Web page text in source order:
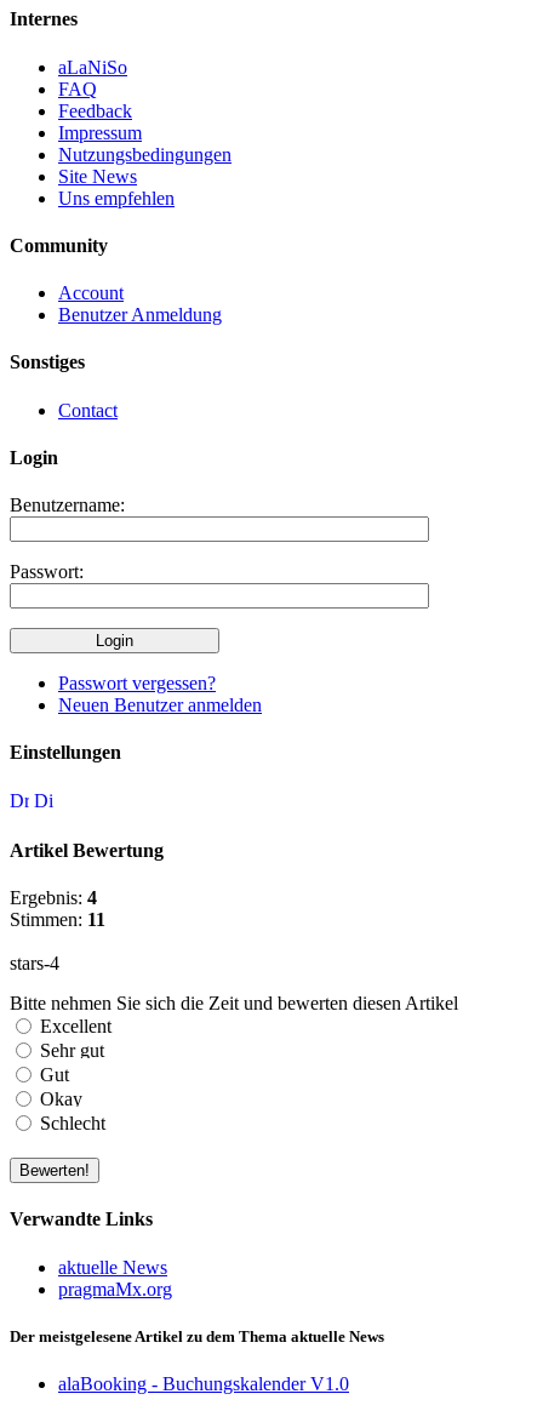
Internes
aLaNiSo
FAQ
Feedback
Impressum
Nutzungsbedingungen
Site News
Uns empfehlen
Community
Account
Benutzer Anmeldung
Sonstiges
Contact
Login
Benutzername:
Passwort:
Passwort vergessen?
Neuen Benutzer anmelden
Einstellungen
Artikel Bewertung
Ergebnis: 4
Stimmen: 11
Bitte nehmen Sie sich die Zeit und bewerten diesen Artikel
Verwandte Links
aktuelle News
pragmaMx.org
Der meistgelesene Artikel zu dem Thema aktuelle News
alaBooking - Buchungskalender V1.0